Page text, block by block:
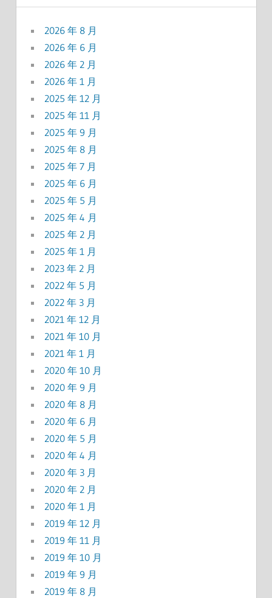
2026 年 8 月
2026 年 6 月
2026 年 2 月
2026 年 1 月
2025 年 12 月
2025 年 11 月
2025 年 9 月
2025 年 8 月
2025 年 7 月
2025 年 6 月
2025 年 5 月
2025 年 4 月
2025 年 2 月
2025 年 1 月
2023 年 2 月
2022 年 5 月
2022 年 3 月
2021 年 12 月
2021 年 10 月
2021 年 1 月
2020 年 10 月
2020 年 9 月
2020 年 8 月
2020 年 6 月
2020 年 5 月
2020 年 4 月
2020 年 3 月
2020 年 2 月
2020 年 1 月
2019 年 12 月
2019 年 11 月
2019 年 10 月
2019 年 9 月
2019 年 8 月